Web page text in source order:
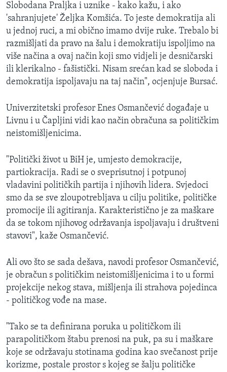
Slobodana Praljka i uznike - kako kažu, i ako
'sahranjujete' Željka Komšića. To jeste demokratija ali
u jednoj ruci, a mi obično imamo dvije ruke. Trebalo bi
razmišljati da pravo na šalu i demokratiju ispoljimo na
više načina a ovaj način koji smo vidjeli je desničarski
ili klerikalno - fašistički. Nisam srećan kad se sloboda i
demokratija ispoljavaju na taj način", ocjenjuje Bursać.
Univerzitetski profesor Enes Osmančević događaje u
Livnu i u Čapljini vidi kao način obračuna sa političkim
neistomišljenicima.
"Politički život u BiH je, umjesto demokracije,
partiokracija. Radi se o sveprisutnoj i potpunoj
vladavini političkih partija i njihovih lidera. Svjedoci
smo da se sve zloupotrebljava u cilju politike, političke
promocije ili agitiranja. Karakteristično je za maškare
da se tokom njihovog održavanja ispoljavaju i društveni
stavovi", kaže Osmančević.
Ali ovo što se sada dešava, navodi profesor Osmančević,
je obračun s političkim neistomišljenicima i to u formi
projekcije nekog stava, mišljenja ili strahova pojedinca
- političkog vođe na mase.
"Tako se ta definirana poruka u političkom ili
parapolitičkom štabu prenosi na puk, pa su i maškare
koje se održavaju stotinama godina kao svečanost prije
korizme, postale prostor s kojeg se šalju političke